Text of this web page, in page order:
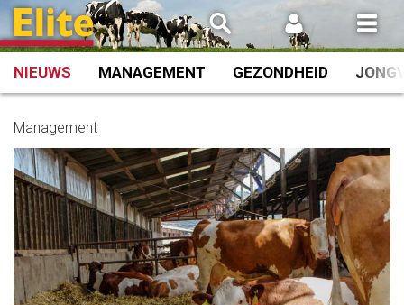
Spring
naar
inhoud
NIEUWS MANAGEMENT GEZONDHEID
Management